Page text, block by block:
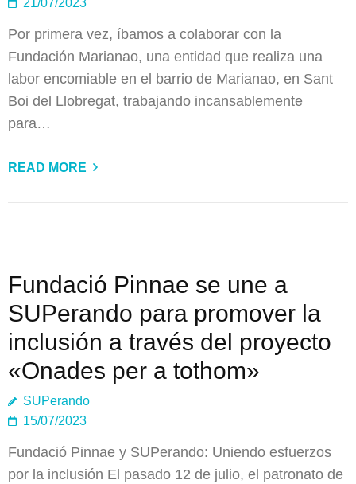
21/07/2023
Por primera vez, íbamos a colaborar con la
Fundación Marianao, una entidad que realiza una
labor encomiable en el barrio de Marianao, en Sant
Boi del Llobregat, trabajando incansablemente
para…
READ MORE
Fundació Pinnae se une a
SUPerando para promover la
inclusión a través del proyecto
«Onades per a tothom»
SUPerando
15/07/2023
Fundació Pinnae y SUPerando: Uniendo esfuerzos
por la inclusión El pasado 12 de julio, el patronato de